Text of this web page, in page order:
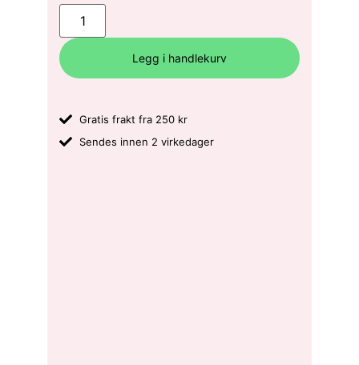
Legg i handlekurv
Gratis frakt fra 250 kr
Sendes innen 2 virkedager